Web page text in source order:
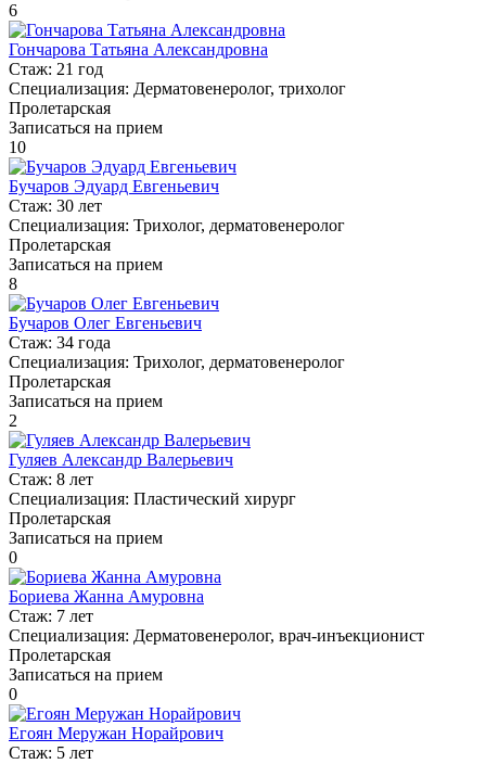
6
Гончарова Татьяна Александровна
Стаж: 21 год
Специализация: Дерматовенеролог, трихолог
Пролетарская
Записаться на прием
10
Бучаров Эдуард Евгеньевич
Стаж: 30 лет
Специализация: Трихолог, дерматовенеролог
Пролетарская
Записаться на прием
8
Бучаров Олег Евгеньевич
Стаж: 34 года
Специализация: Трихолог, дерматовенеролог
Пролетарская
Записаться на прием
2
Гуляев Александр Валерьевич
Стаж: 8 лет
Специализация: Пластический хирург
Пролетарская
Записаться на прием
0
Бориева Жанна Амуровна
Стаж: 7 лет
Специализация: Дерматовенеролог, врач-инъекционист
Пролетарская
Записаться на прием
0
Егоян Меружан Норайрович
Стаж: 5 лет